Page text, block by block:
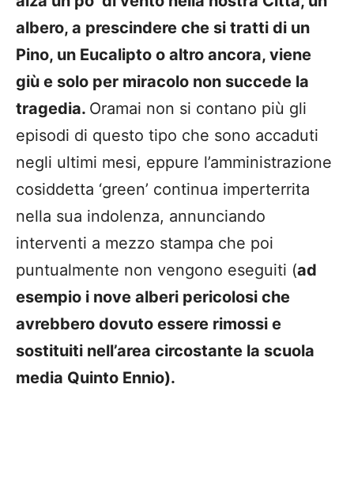
albero, a prescindere che si tratti di un
Pino, un Eucalipto o altro ancora, viene
giù e solo per miracolo non succede la
tragedia. Oramai non si contano più gli
episodi di questo tipo che sono accaduti
negli ultimi mesi, eppure l’amministrazione
cosiddetta ‘green’ continua imperterrita
nella sua indolenza, annunciando
interventi a mezzo stampa che poi
puntualmente non vengono eseguiti (ad
esempio i nove alberi pericolosi che
avrebbero dovuto essere rimossi e
sostituiti nell’area circostante la scuola
media Quinto Ennio).